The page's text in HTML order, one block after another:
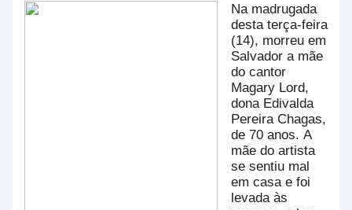
Na madrugada
desta terça-feira
(14), morreu em
Salvador a mãe
do cantor
Magary Lord,
dona Edivalda
Pereira Chagas,
de 70 anos. A
mãe do artista
se sentiu mal
em casa e foi
levada às